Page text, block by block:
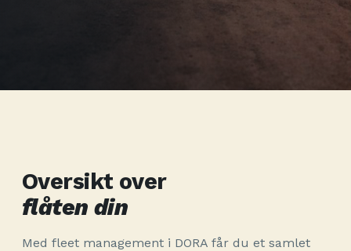
Oversikt over
flåten din
Med fleet management i DORA får du et samlet